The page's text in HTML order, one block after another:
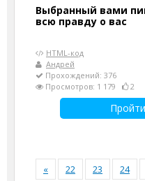
Выбранный вами
всю правду о вас
HTML-код
Андрей
Прохождений: 376
Просмотров: 1 179
2
« 22 23 24